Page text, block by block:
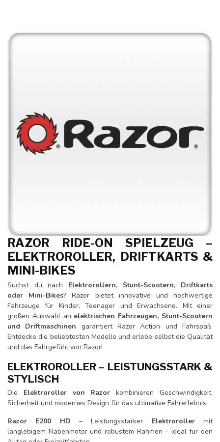
RAZOR RIDE-ON SPIELZEUG –
ELEKTROROLLER, DRIFTKARTS &
MINI-BIKES
Suchst du nach Elektrorollern, Stunt-Scootern, Driftkarts
oder Mini-Bikes? Razor bietet innovative und hochwertige
Fahrzeuge für Kinder, Teenager und Erwachsene. Mit einer
großen Auswahl an elektrischen Fahrzeugen, Stunt-Scootern
und Driftmaschinen garantiert Razor Action und Fahrspaß.
Entdecke die beliebtesten Modelle und erlebe selbst die Qualität
und das Fahrgefühl von Razor!
ELEKTROROLLER – LEISTUNGSSTARK &
STYLISCH
Die Elektroroller von Razor kombinieren Geschwindigkeit,
Sicherheit und modernes Design für das ultimative Fahrerlebnis.
Razor E200 HD – Leistungsstarker Elektrorollermit
langlebigem Nabenmotor und robustem Rahmen – ideal für den